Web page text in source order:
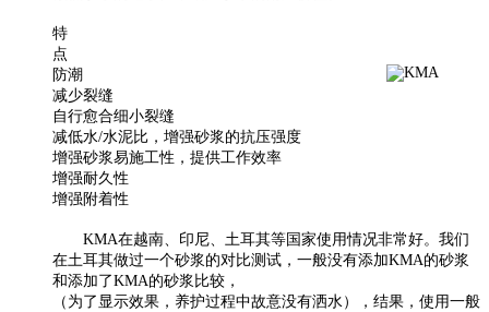
特
防潮
减少裂缝
自行愈合细小裂缝
减低水/水泥比，增强砂浆的抗压强度
增强砂浆易施工性，提供工作效率
增强耐久性
增强附着性
KMA在越南、印尼、土耳其等国家使用情况非常好。我们
在土耳其做过一个砂浆的对比测试，一般没有添加KMA的砂浆
和添加了KMA的砂浆比较，
（为了显示效果，养护过程中故意没有洒水），结果，使用一般